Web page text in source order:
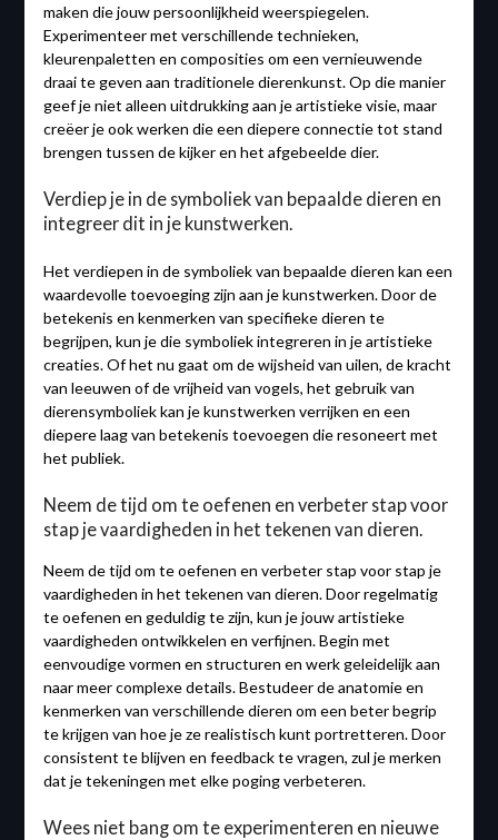
maken die jouw persoonlijkheid weerspiegelen.
Experimenteer met verschillende technieken,
kleurenpaletten en composities om een ​​vernieuwende
draai te geven aan traditionele dierenkunst. Op die manier
geef je niet alleen uitdrukking aan je artistieke visie, maar
creëer je ook werken die een diepere connectie tot stand
brengen tussen de kijker en het afgebeelde dier.
Verdiep je in de symboliek van bepaalde dieren en
integreer dit in je kunstwerken.
Het verdiepen in de symboliek van bepaalde dieren kan een
waardevolle toevoeging zijn aan je kunstwerken. Door de
betekenis en kenmerken van specifieke dieren te
begrijpen, kun je die symboliek integreren in je artistieke
creaties. Of het nu gaat om de wijsheid van uilen, de kracht
van leeuwen of de vrijheid van vogels, het gebruik van
dierensymboliek kan je kunstwerken verrijken en een
diepere laag van betekenis toevoegen die resoneert met
het publiek.
Neem de tijd om te oefenen en verbeter stap voor
stap je vaardigheden in het tekenen van dieren.
Neem de tijd om te oefenen en verbeter stap voor stap je
vaardigheden in het tekenen van dieren. Door regelmatig
te oefenen en geduldig te zijn, kun je jouw artistieke
vaardigheden ontwikkelen en verfijnen. Begin met
eenvoudige vormen en structuren en werk geleidelijk aan
naar meer complexe details. Bestudeer de anatomie en
kenmerken van verschillende dieren om een beter begrip
te krijgen van hoe je ze realistisch kunt portretteren. Door
consistent te blijven en feedback te vragen, zul je merken
dat je tekeningen met elke poging verbeteren.
Wees niet bang om te experimenteren en nieuwe